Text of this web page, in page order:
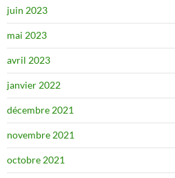
juin 2023
mai 2023
avril 2023
janvier 2022
décembre 2021
novembre 2021
octobre 2021